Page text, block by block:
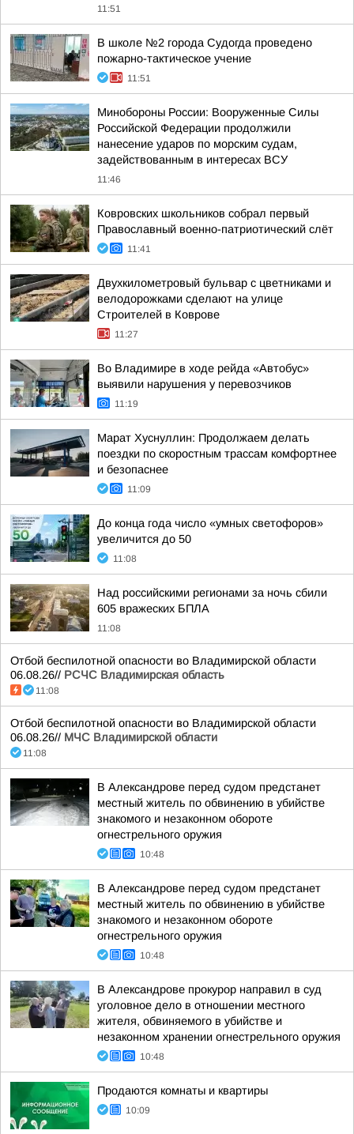
11:51
В школе №2 города Судогда проведено
пожарно-тактическое учение
11:51
Минобороны России: Вооруженные Силы
Российской Федерации продолжили
нанесение ударов по морским судам,
задействованным в интересах ВСУ
11:46
Ковровских школьников собрал первый
Православный военно-патриотический слёт
11:41
Двухкилометровый бульвар с цветниками и
велодорожками сделают на улице
Строителей в Коврове
11:27
Во Владимире в ходе рейда «Автобус»
выявили нарушения у перевозчиков
11:19
Марат Хуснуллин: Продолжаем делать
поездки по скоростным трассам комфортнее
и безопаснее
11:09
До конца года число «умных светофоров»
увеличится до 50
11:08
Над российскими регионами за ночь сбили
605 вражеских БПЛА
11:08
Отбой беспилотной опасности во Владимирской области
06.08.26// РСЧС Владимирская область
11:08
Отбой беспилотной опасности во Владимирской области
06.08.26// МЧС Владимирской области
11:08
В Александрове перед судом предстанет
местный житель по обвинению в убийстве
знакомого и незаконном обороте
огнестрельного оружия
10:48
В Александрове перед судом предстанет
местный житель по обвинению в убийстве
знакомого и незаконном обороте
огнестрельного оружия
10:48
В Александрове прокурор направил в суд
уголовное дело в отношении местного
жителя, обвиняемого в убийстве и
незаконном хранении огнестрельного оружия
10:48
Продаются комнаты и квартиры
10:09